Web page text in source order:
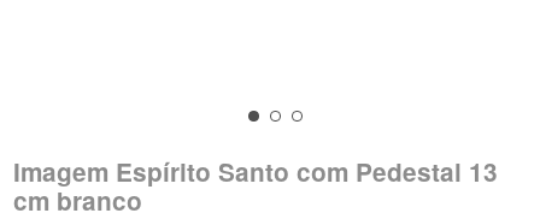
Imagem Espírito Santo com Pedestal 13
cm branco